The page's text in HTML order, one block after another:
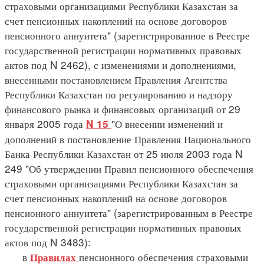
страховыми организациями Республики Казахстан за
счет пенсионных накоплений на основе договоров
пенсионного аннуитета" (зарегистрированное в Реестре
государственной регистрации нормативных правовых
актов под N 2462), с изменениями и дополнениями,
внесенными постановлением Правления Агентства
Республики Казахстан по регулированию и надзору
финансового рынка и финансовых организаций от 29
января 2005 года N 15 "О внесении изменений и
дополнений в постановление Правления Национального
Банка Республики Казахстан от 25 июля 2003 года N
249 "Об утверждении Правил пенсионного обеспечения
страховыми организациями Республики Казахстан за
счет пенсионных накоплений на основе договоров
пенсионного аннуитета" (зарегистрированным в Реестре
государственной регистрации нормативных правовых
актов под N 3483):
в Правилах пенсионного обеспечения страховыми